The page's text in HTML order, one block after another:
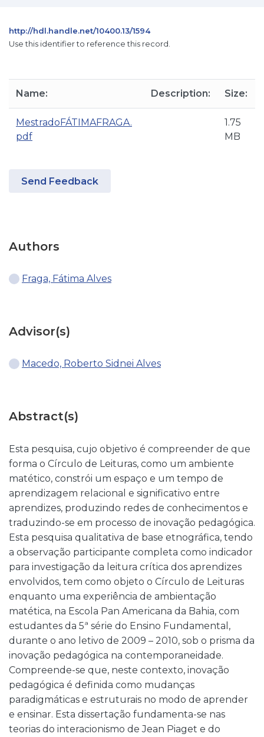
http://hdl.handle.net/10400.13/1594
Use this identifier to reference this record.
Name: Description: Size:
MestradoFÁTIMAFRAGA.
pdf
1.75
MB
Send Feedback
Authors
Fraga, Fátima Alves
Advisor(s)
Macedo, Roberto Sidnei Alves
Abstract(s)
Esta pesquisa, cujo objetivo é compreender de que
forma o Círculo de Leituras, como um ambiente
matético, constrói um espaço e um tempo de
aprendizagem relacional e significativo entre
aprendizes, produzindo redes de conhecimentos e
traduzindo-se em processo de inovação pedagógica.
Esta pesquisa qualitativa de base etnográfica, tendo
a observação participante completa como indicador
para investigação da leitura crítica dos aprendizes
envolvidos, tem como objeto o Círculo de Leituras
enquanto uma experiência de ambientação
matética, na Escola Pan Americana da Bahia, com
estudantes da 5ª série do Ensino Fundamental,
durante o ano letivo de 2009 – 2010, sob o prisma da
inovação pedagógica na contemporaneidade.
Compreende-se que, neste contexto, inovação
pedagógica é definida como mudanças
paradigmáticas e estruturais no modo de aprender
e ensinar. Esta dissertação fundamenta-se nas
teorias do interacionismo de Jean Piaget e do